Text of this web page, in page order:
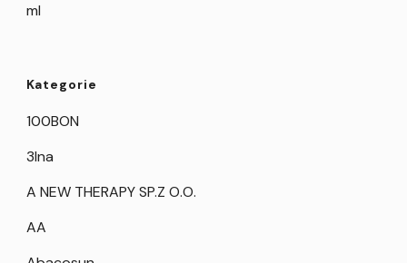
ml
Kategorie
100BON
3Ina
A NEW THERAPY SP.Z O.O.
AA